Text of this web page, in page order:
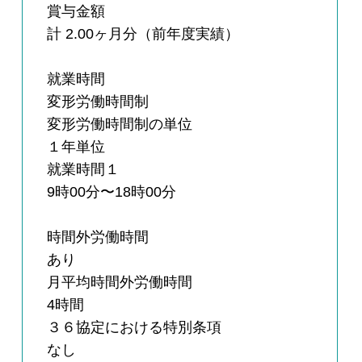
賞与金額
計 2.00ヶ月分（前年度実績）
就業時間
変形労働時間制
変形労働時間制の単位
１年単位
就業時間１
9時00分〜18時00分
時間外労働時間
あり
月平均時間外労働時間
4時間
３６協定における特別条項
なし